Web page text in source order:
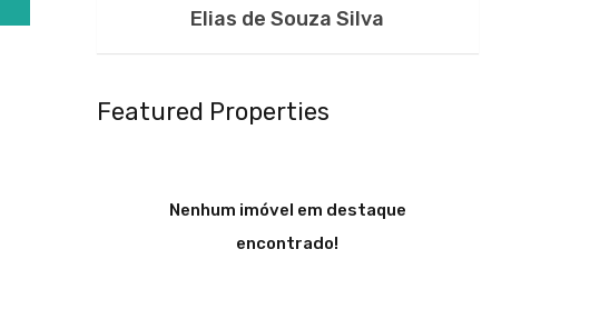
Elias de Souza Silva
Featured Properties
Nenhum imóvel em destaque
encontrado!